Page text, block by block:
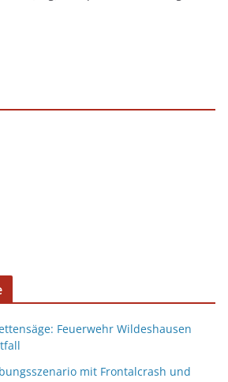
Feuerwehr Wildeshausen
mit Frontalcrash und